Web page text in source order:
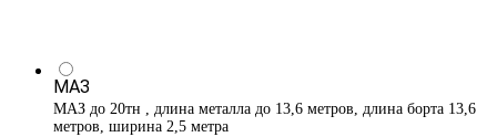
МАЗ
МАЗ до 20тн , длина металла до 13,6 метров, длина борта 13,6
метров, ширина 2,5 метра